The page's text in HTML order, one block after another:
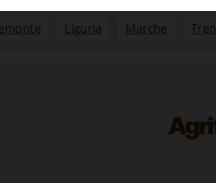
Liguria Marche